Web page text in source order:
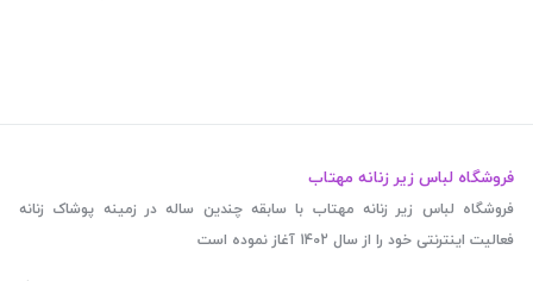
فروشگاه لباس زیر زنانه مهتاب
فروشگاه لباس زیر زنانه مهتاب با سابقه چندین ساله در زمینه پوشاک زنانه
فعالیت اینترنتی خود را از سال 1402 آغاز نموده است